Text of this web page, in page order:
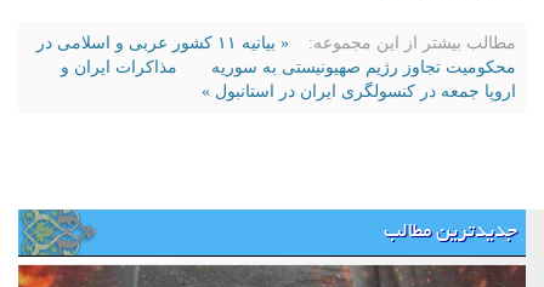
مطالب بیشتر از این مجموعه:
« بیانیه ۱۱ کشور عربی و اسلامی در
محکومیت تجاوز رژیم صهیونیستی به سوریه
مذاکرات ایران و
اروپا جمعه در کنسولگری ایران در استانبول »
جدیدترین مطالب